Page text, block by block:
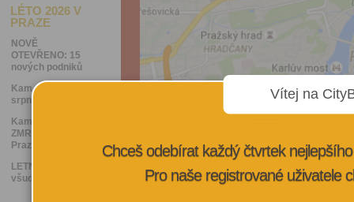
LÉTO 2026 V
PRAZE
NOVĚ
OTEVŘENO: 15
nových podniků
Kam v Praze v
srpnu ZADARMO
Kam na nejlepší
ZMRZLINU v
Praze
LETNÍ KINA: Kde
všude se promítá
Vítej na
Chceš odebírat každý čtvrtek
Pro naše registrované uživatele